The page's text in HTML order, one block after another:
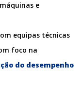
e
equipas técnicas
foco na
do desempenho